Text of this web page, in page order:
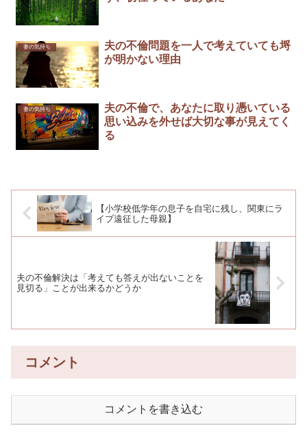
妻の気持ち
夫の不倫問題を一人で考えていても埒
が明かない理由
妻の気持ち
夫の不倫で、あなたに取り憑いている
思い込みを外せば大切な事が見えてく
る
【小学校低学年の息子を自宅に残し、関東にラ
イブ遠征した母親】
夫の不倫解決は「考えても答えが出ないことを
見切る」ことが出来るかどうか
コメント
コメントを書き込む